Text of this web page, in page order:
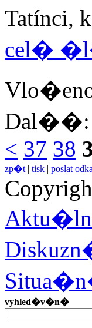
Tatínci,
cel�
Dal��:
< 37 38
zp�t | tisk | poslat
vyhled�v�n�